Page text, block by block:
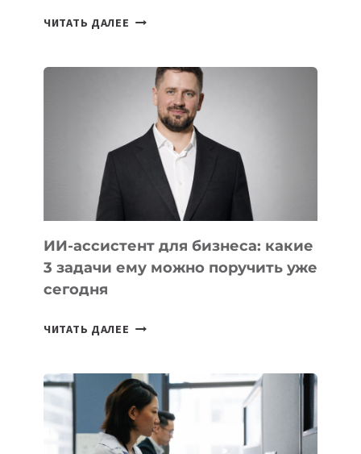
ЧИТАТЬ ДАЛЕЕ
КОМПАНИЯХ
ЦЕНТРАЛЬНОЙ
АЗИИ
КАВКАЗА
ИИ-ассистент для бизнеса: какие
3 задачи ему можно поручить уже
сегодня
ЧИТАТЬ ДАЛЕЕ ИИ-
БИЗНЕСА:
КАКИЕ
3
ЗАДАЧИ